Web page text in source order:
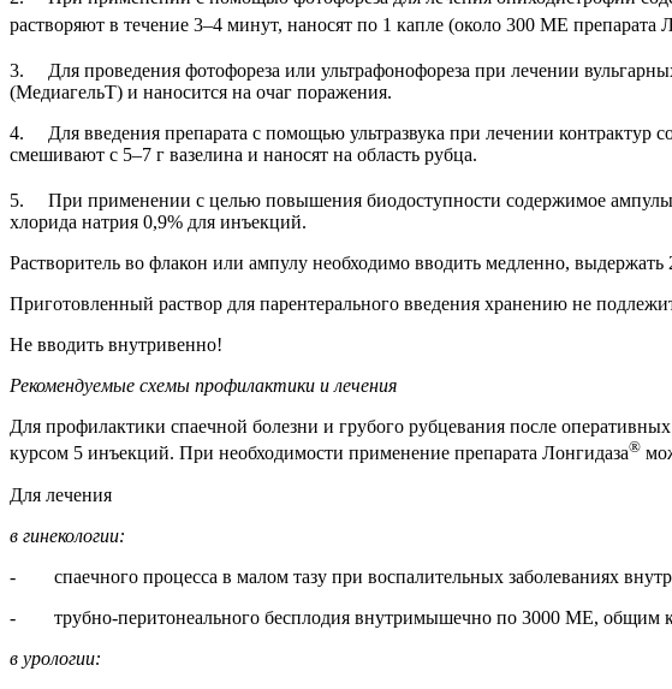
растворяют в течение 3–4 минут, наносят по 1 капле (около 300 ME препарата
3. Для проведения фотофореза или ультрафонофореза при лечении
(МедиагельТ) и наносится на очаг поражения.
4. Для введения препарата с помощью ультразвука при лечении контрактур
смешивают с 5–7 г вазелина и наносят на область рубца.
5. При применении с целью повышения биодоступности содержимое ампулы
хлорида натрия 0,9% для инъекций.
Растворитель во флакон или ампулу необходимо вводить медленно,
Приготовленный раствор для парентерального введения хранению не
Не вводить внутривенно!
Рекомендуемые схемы профилактики и лечения
Для профилактики спаечной болезни и грубого рубцевания после
курсом 5 инъекций. При необходимости применение препарата Лонгидаза®
Для лечения
в гинекологии:
- спаечного процесса в малом тазу при воспалительных заболеваниях
- трубно-перитонеального бесплодия внутримышечно по 3000 ME, общим
в урологии: